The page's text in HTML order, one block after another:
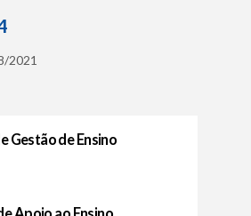
2021
Gestão de Ensino
Apoio ao Ensino